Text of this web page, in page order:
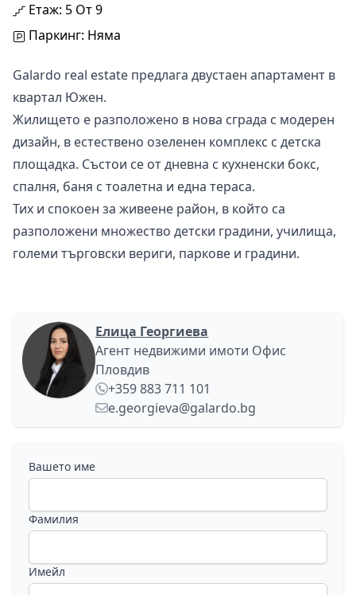
Етаж: 5 От 9
Паркинг: Няма
Galardo real estate предлага двустаен апартамент в
квартал Южен.
Жилището е разположено в нова сграда с модерен
дизайн, в естествено озеленен комплекс с детска
площадка. Състои се от дневна с кухненски бокс,
спалня, баня с тоалетна и една тераса.
Тих и спокоен за живеене район, в който са
разположени множество детски градини, училища,
големи търговски вериги, паркове и градини.
Елица Георгиева
Агент недвижими имоти Офис
Пловдив
+359 883 711 101
e.georgieva@galardo.bg
Вашето име
Фамилия
Имейл